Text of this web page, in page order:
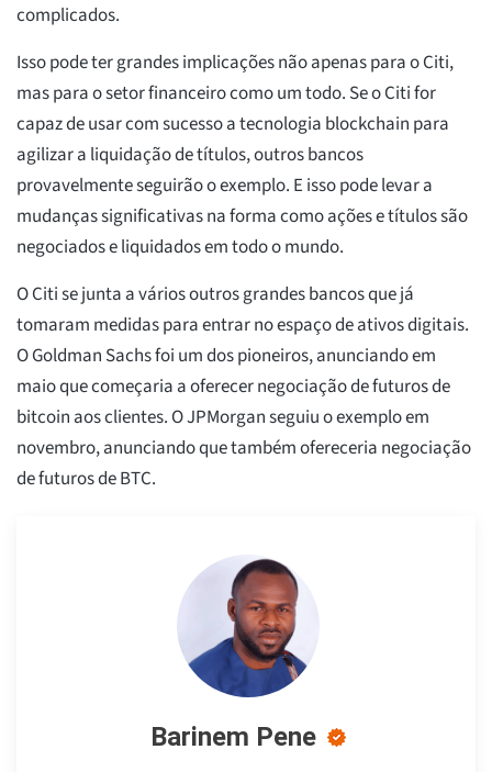
complicados.
Isso pode ter grandes implicações não apenas para o Citi,
mas para o setor financeiro como um todo. Se o Citi for
capaz de usar com sucesso a tecnologia blockchain para
agilizar a liquidação de títulos, outros bancos
provavelmente seguirão o exemplo. E isso pode levar a
mudanças significativas na forma como ações e títulos são
negociados e liquidados em todo o mundo.
O Citi se junta a vários outros grandes bancos que já
tomaram medidas para entrar no espaço de ativos digitais.
O Goldman Sachs foi um dos pioneiros, anunciando em
maio que começaria a oferecer negociação de futuros de
bitcoin aos clientes. O JPMorgan seguiu o exemplo em
novembro, anunciando que também ofereceria negociação
de futuros de BTC.
Barinem Pene